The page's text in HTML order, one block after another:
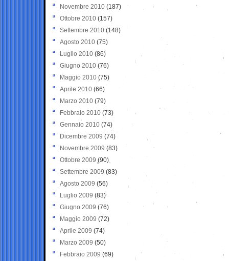
Novembre 2010 (187)
Ottobre 2010 (157)
Settembre 2010 (148)
Agosto 2010 (75)
Luglio 2010 (86)
Giugno 2010 (76)
Maggio 2010 (75)
Aprile 2010 (66)
Marzo 2010 (79)
Febbraio 2010 (73)
Gennaio 2010 (74)
Dicembre 2009 (74)
Novembre 2009 (83)
Ottobre 2009 (90)
Settembre 2009 (83)
Agosto 2009 (56)
Luglio 2009 (83)
Giugno 2009 (76)
Maggio 2009 (72)
Aprile 2009 (74)
Marzo 2009 (50)
Febbraio 2009 (69)